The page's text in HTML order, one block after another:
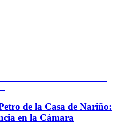
de la Casa de Nariño:
en la Cámara